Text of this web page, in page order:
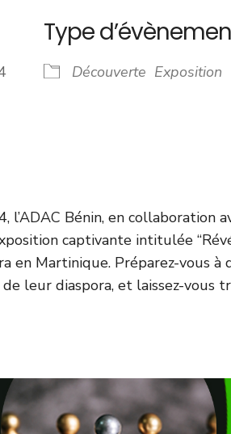
Type
Découverte Exposition
Bénin, en collaboration
captivante intitulée
en Martinique. Préparez-vous à
leur diaspora, et laissez-vous